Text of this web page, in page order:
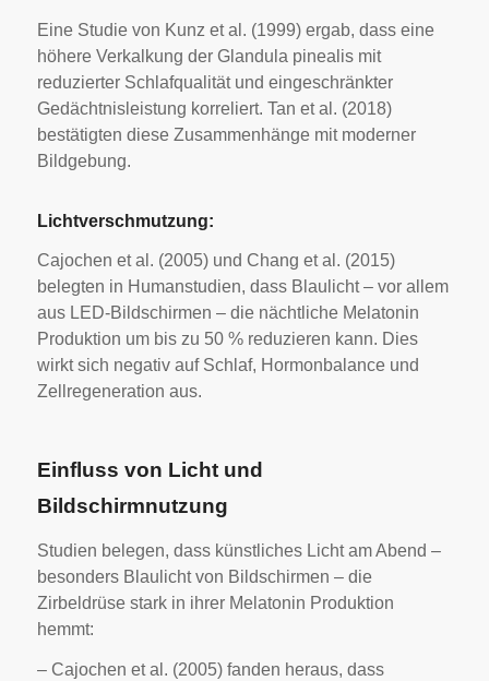
Eine Studie von Kunz et al. (1999) ergab, dass eine
höhere Verkalkung der Glandula pinealis mit
reduzierter Schlafqualität und eingeschränkter
Gedächtnisleistung korreliert. Tan et al. (2018)
bestätigten diese Zusammenhänge mit moderner
Bildgebung.
Lichtverschmutzung:
Cajochen et al. (2005) und Chang et al. (2015)
belegten in Humanstudien, dass Blaulicht – vor allem
aus LED-Bildschirmen – die nächtliche Melatonin
Produktion um bis zu 50 % reduzieren kann. Dies
wirkt sich negativ auf Schlaf, Hormonbalance und
Zellregeneration aus.
Einfluss von Licht und
Bildschirmnutzung
Studien belegen, dass künstliches Licht am Abend –
besonders Blaulicht von Bildschirmen – die
Zirbeldrüse stark in ihrer Melatonin Produktion
hemmt:
– Cajochen et al. (2005) fanden heraus, dass